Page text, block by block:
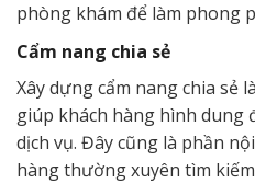
phòng khám để làm phong
Cẩm nang chia sẻ
Xây dựng cẩm nang chia sẻ
giúp khách hàng hình dung
dịch vụ. Đây cũng là phần
hàng thường xuyên tìm